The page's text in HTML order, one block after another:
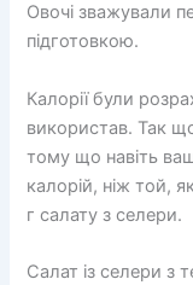
Овочі зважували
підготовкою.
Калорії були
використав. Так
тому що навіть
калорій, ніж той,
г салату з селери.
Салат із селери з